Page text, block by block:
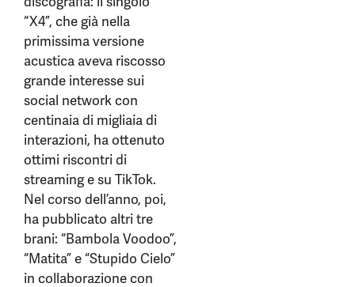
“X4”, che già nella
primissima versione
acustica aveva riscosso
grande interesse sui
social network con
centinaia di migliaia di
interazioni, ha ottenuto
ottimi riscontri di
streaming e su TikTok.
Nel corso dell’anno, poi,
ha pubblicato altri tre
brani: “Bambola Voodoo”,
“Matita” e “Stupido Cielo”
in collaborazione con